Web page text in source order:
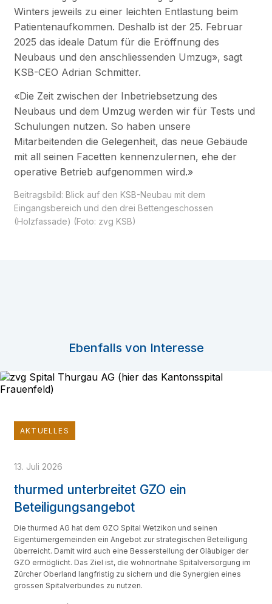
Winters jeweils zu einer leichten Entlastung beim
Patientenaufkommen. Deshalb ist der 25. Februar
2025 das ideale Datum für die Eröffnung des
Neubaus und den anschliessenden Umzug», sagt
KSB-CEO Adrian Schmitter.
«Die Zeit zwischen der Inbetriebsetzung des
Neubaus und dem Umzug werden wir für Tests und
Schulungen nutzen. So haben unsere
Mitarbeitenden die Gelegenheit, das neue Gebäude
mit all seinen Facetten kennenzulernen, ehe der
operative Betrieb aufgenommen wird.»
Beitragsbild: Blick auf den KSB-Neubau mit dem
Eingangsbereich und den drei Bettengeschossen
(Holzfassade) (Foto: zvg KSB)
Ebenfalls von Interesse
AKTUELLES
13. Juli 2026
thurmed unterbreitet GZO ein
Beteiligungsangebot
Die thurmed AG hat dem GZO Spital Wetzikon und seinen
Eigentümergemeinden ein Angebot zur strategischen Beteiligung
überreicht. Damit wird auch eine Besserstellung der Gläubiger der
GZO ermöglicht. Das Ziel ist, die wohnortnahe Spitalversorgung im
Zürcher Oberland langfristig zu sichern und die Synergien eines
grossen Spitalverbundes zu nutzen.